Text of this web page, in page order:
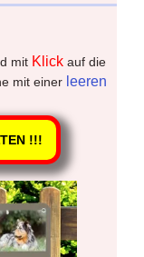
mit Klickauf die
mit einer leeren
!!!